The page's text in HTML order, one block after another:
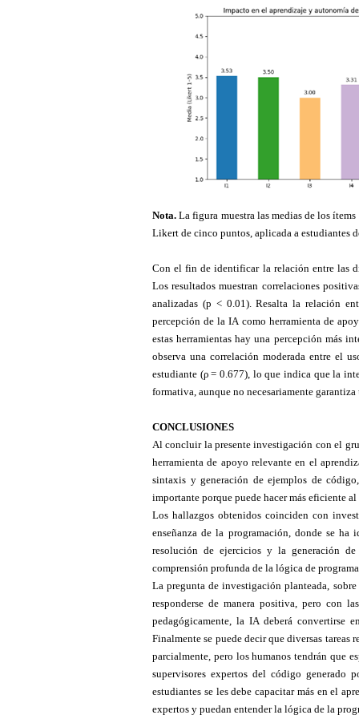
Nota. La figura muestra las medias de los
Likert de cinco puntos, aplicada a estudiantes
Con el fin de identificar la relación entre las
Los resultados muestran correlaciones
analizadas (p < 0.01). Resalta la relación
percepción de la IA como herramienta de
estas herramientas hay una percepción más
observa una correlación moderada entre el
estudiante (ρ = 0.677), lo que indica que la
formativa, aunque no necesariamente
CONCLUSIONES
Al concluir la presente investigación con el
herramienta de apoyo relevante en el
sintaxis y generación de ejemplos de
importante porque puede hacer más eficiente
Los hallazgos obtenidos coinciden con
enseñanza de la programación, donde se ha
resolución de ejercicios y la generación
comprensión profunda de la lógica de
La pregunta de investigación planteada,
responderse de manera positiva, pero con
pedagógicamente, la IA deberá convertirse
Finalmente se puede decir que diversas tareas
parcialmente, pero los humanos tendrán que
supervisores expertos del código
estudiantes se les debe capacitar más en el
expertos y puedan entender la lógica de la